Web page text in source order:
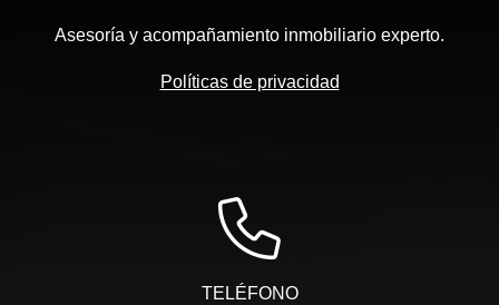
Asesoría y acompañamiento inmobiliario experto.
Políticas de privacidad
TELÉFONO